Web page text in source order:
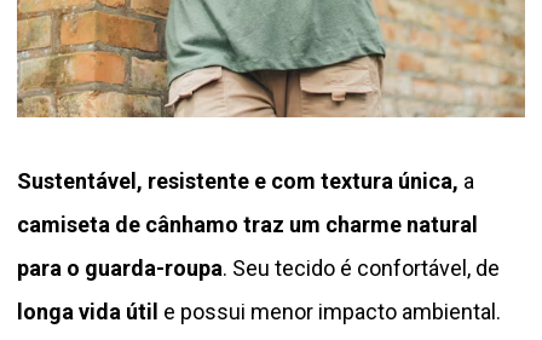
Sustentável, resistente e com textura única, a
camiseta de cânhamo traz um charme natural
para o guarda-roupa. Seu tecido é confortável, de
longa vida útil e possui menor impacto ambiental.